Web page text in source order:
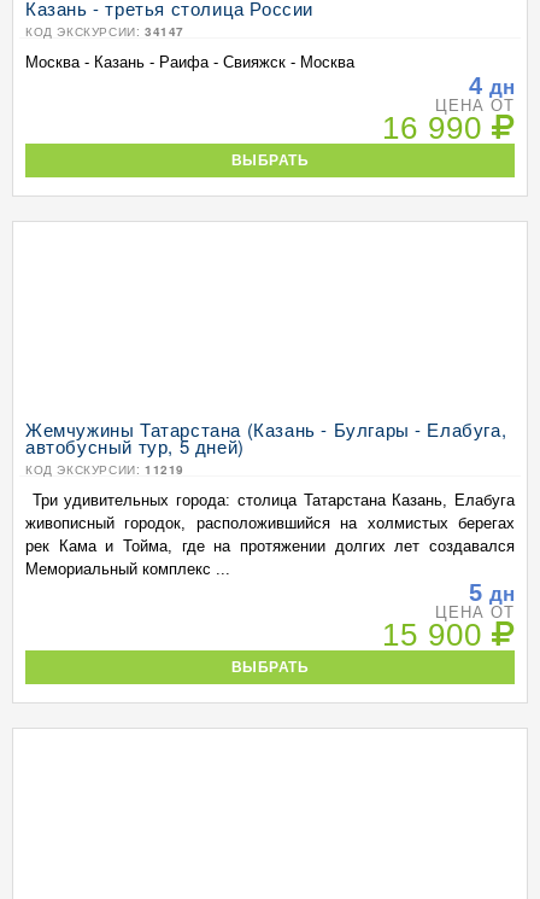
Казань - третья столица России
КОД ЭКСКУРСИИ: 34147
Москва - Казань - Раифа - Свияжск - Москва
4 дн
ЦЕНА ОТ
16 990
ВЫБРАТЬ
Жемчужины Татарстана (Казань - Булгары - Елабуга,
автобусный тур, 5 дней)
КОД ЭКСКУРСИИ: 11219
Три удивительных города: столица Татарстана Казань, Елабуга
живописный городок, расположившийся на холмистых берегах
рек Кама и Тойма, где на протяжении долгих лет создавался
Мемориальный комплекс ...
5 дн
ЦЕНА ОТ
15 900
ВЫБРАТЬ